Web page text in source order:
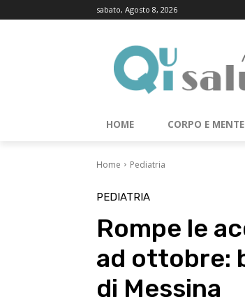
sabato, Agosto 8, 2026
HOME CORPO E MENTE
Home Pediatria
PEDIATRIA
Rompe le
ad ottobre:
di Messina